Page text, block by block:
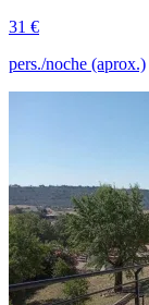
31 €
pers./noche (aprox.)